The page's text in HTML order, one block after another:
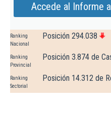
Accede al Informe
Ranking
Nacional
Posición 294.038
Ranking
Provincial
Posición 3.874 de
Ranking
Sectorial
Posición 14.312 de